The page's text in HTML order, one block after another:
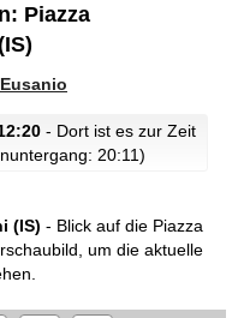
Piazza
- Dort ist es zur Zeit
20:11)
(IS) - Blick auf die Piazza
um die aktuelle